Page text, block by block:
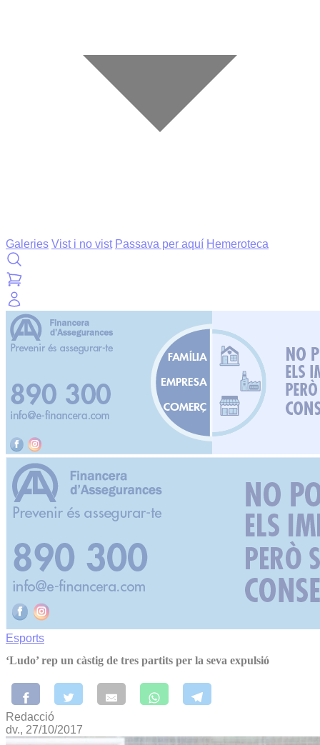
Galeries Vist i no vist Passava per aquí Hemeroteca
Esports
‘Ludo’ rep un càstig de tres partits per la seva expulsió
Redacció
dv., 27/10/2017